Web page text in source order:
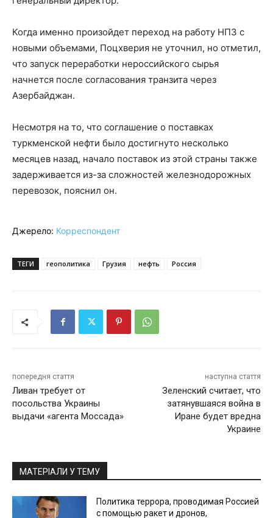
Когда именно произойдет переход на работу НПЗ с
новыми объемами, Поцхверия не уточнил, но отметил,
что запуск переработки нероссийского сырья
начнется после согласования транзита через
Азербайджан.
Несмотря на то, что соглашение о поставках
туркменской нефти было достигнуто несколько
месяцев назад, начало поставок из этой страны также
задерживается из-за сложностей железнодорожных
перевозок, пояснил он.
Джерело: Корреспондент
ТЕГИ геополитика Грузия нефть Россия
попередня стаття
Ливан требует от
посольства Украины
выдачи «агента Моссада»
наступна стаття
Зеленский считает, что
затянувшаяся война в
Иране будет вредна
Украине
МАТЕРІАЛИ У ТЕМУ
Политика террора, проводимая Россией
с помощью ракет и дронов,